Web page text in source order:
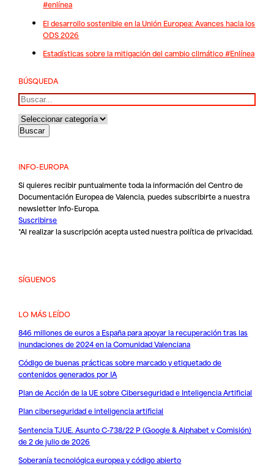
#enlínea
El desarrollo sostenible en la Unión Europea: Avances hacia los
ODS 2026
Estadísticas sobre la mitigación del cambio climático #Enlínea
BÚSQUEDA
Buscar
INFO-EUROPA
Si quieres recibir puntualmente toda la información del Centro de
Documentación Europea de Valencia, puedes subscribirte a nuestra
newsletter Info-Europa.
Suscribirse
*Al realizar la suscripción acepta usted nuestrapolítica de privacidad.
SÍGUENOS
LO MÁS LEÍDO
846 millones de euros a España para apoyar la recuperación tras las
inundaciones de 2024 en la Comunidad Valenciana
Código de buenas prácticas sobre marcado y etiquetado de
contenidos generados por IA
Plan de Acción de la UE sobre Ciberseguridad e Inteligencia Artificial
Plan ciberseguridad e inteligencia artificial
Sentencia TJUE. Asunto C-738/22 P (Google & Alphabet v Comisión)
de 2 de julio de 2026
Soberanía tecnológica europea y código abierto